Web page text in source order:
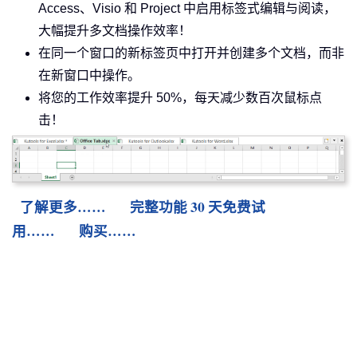
Access、Visio 和 Project 中启用标签式编辑与阅读，
大幅提升多文档操作效率！
在同一个窗口的新标签页中打开并创建多个文档，而非
在新窗口中操作。
将您的工作效率提升 50%，每天减少数百次鼠标点
击！
了解更多……
完整功能 30 天免费试
用……
购买……